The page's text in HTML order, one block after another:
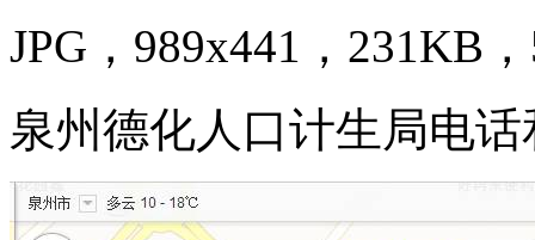
JPG，989x441，231KB
泉州德化人口计生局电话